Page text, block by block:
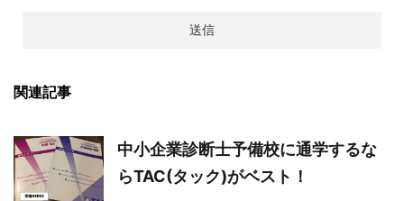
関連記事
中小企業診断士予備校に通学するな
らTAC(タック)がベスト！